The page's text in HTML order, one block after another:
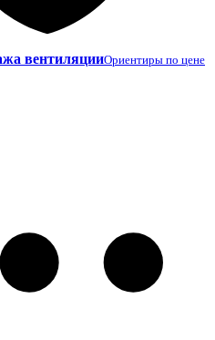
вентиляцииОриентиры по цене